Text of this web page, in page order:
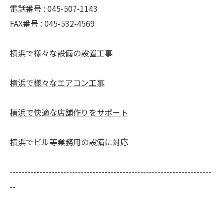
電話番号 : 045-507-1143
FAX番号 : 045-532-4569
横浜で様々な設備の設置工事
横浜で様々なエアコン工事
横浜で快適な店舗作りをサポート
横浜でビル等業務用の設備に対応
--------------------------------------------------------------------
--